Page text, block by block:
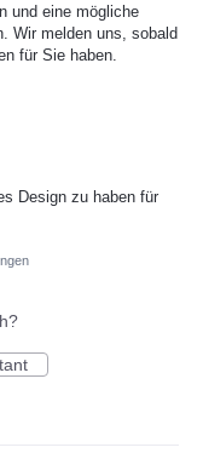
und eine mögliche
Wir melden uns, sobald
für Sie haben.
Design zu haben für